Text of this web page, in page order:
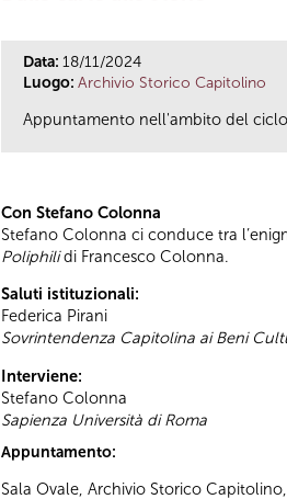
Data: 18/11/2024
Luogo: Archivio Storico Capitolino
Appuntamento nell'ambito del
Con Stefano Colonna
Stefano Colonna ci conduce tra
Poliphilidi Francesco Colonna.
Saluti istituzionali:
Federica Pirani
Sovrintendenza Capitolina ai Beni
Interviene:
Stefano Colonna
Sapienza Università di Roma
Appuntamento:
Sala Ovale, Archivio Storico